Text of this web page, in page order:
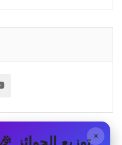
× 🎉 توزيع الجوائز